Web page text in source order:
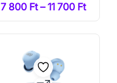
7 800 Ft – 11 700 Ft